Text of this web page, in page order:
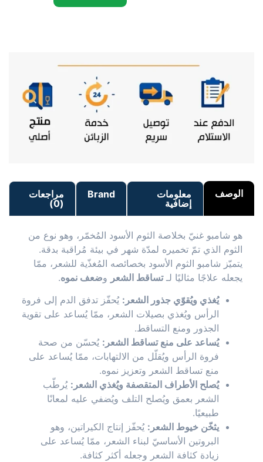
الوصف
معلومات
إضافية
Brand
مراجعات
(0)
هو شامبو غنيّ بخلاصة الثوم الأسود المُخمّر، وهو نوع من
الثوم الذي تمّ تخميره لمدّة شهر في بيئة مُراقبة بدقة.
يتميّز شامبو الثوم الأسود بخصائصه المُغذّية للشعر، ممّا
يجعله علاجًا مثاليًا لـتساقط الشعر وضعف نموه.
يُغذي ويُقوّي جذور الشعر: يُحفّز تدفق الدم إلى فروة
الرأس ويُغذي بصيلات الشعر، ممّا يُساعد على تقوية
الجذور ومنع التساقط.
يُساعد على منع تساقط الشعر: يُحسّن من صحة
فروة الرأس ويُقلّل من الالتهابات، ممّا يُساعد على
منع تساقط الشعر وتعزيز نموه.
يُصلح الأطراف المتقصفة ويُغذي الشعر: يُرطّب
الشعر بعمق ويُصلح التلف ويُضفي عليه لمعانًا
طبيعيًا.
يثخّن خيوط الشعر: يُحفّز إنتاج الكيراتين، وهو
البروتين الأساسيّ لبناء الشعر، ممّا يُساعد على
زيادة كثافة الشعر وجعله أكثر كثافة.